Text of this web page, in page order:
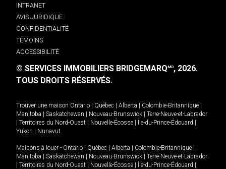
INTRANET
AVIS JURIDIQUE
CONFIDENTIALITÉ
TÉMOINS
ACCESSIBILITÉ
© SERVICES IMMOBILIERS BRIDGEMARQMD, 2026.
TOUS DROITS RÉSERVÉS.
Trouver une maison Ontario Québec Alberta Colombie-Britannique
Manitoba
Saskatchewan Nouveau-Brunswick
Terre-Neuve-et-Labrador
Territoires du Nord-Ouest Nouvelle-Écosse Île-du-Prince-Édouard
Yukon
Nunavut.
Maisons à louer - Ontario Québec Alberta Colombie-Britannique
Manitoba
Saskatchewan Nouveau-Brunswick
Terre-Neuve-et-Labrador
Territoires du Nord-Ouest Nouvelle-Écosse Île-du-Prince-Édouard